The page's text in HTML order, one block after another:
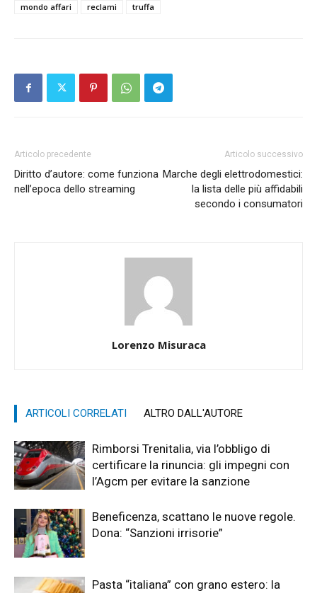
mondo affari reclami truffa
Articolo precedente
Diritto d’autore: come funziona
nell’epoca dello streaming
Articolo successivo
Marche degli elettrodomestici:
la lista delle più affidabili
secondo i consumatori
Lorenzo Misuraca
ARTICOLI CORRELATI ALTRO DALL'AUTORE
Rimborsi Trenitalia, via l’obbligo di
certificare la rinuncia: gli impegni con
l’Agcm per evitare la sanzione
Beneficenza, scattano le nuove regole.
Dona: “Sanzioni irrisorie”
Pasta “italiana” con grano estero: la